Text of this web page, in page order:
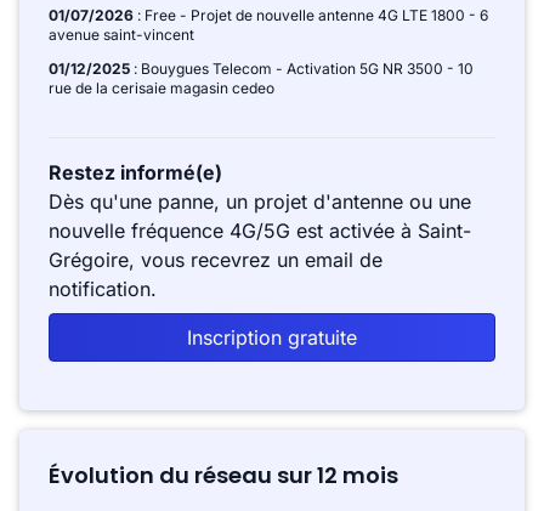
01/07/2026 : Free - Projet de nouvelle antenne 4G LTE 1800 - 6
avenue saint-vincent
01/12/2025 : Bouygues Telecom - Activation 5G NR 3500 - 10
rue de la cerisaie magasin cedeo
Restez informé(e)
Dès qu'une panne, un projet d'antenne ou une
nouvelle fréquence 4G/5G est activée à Saint-
Grégoire, vous recevrez un email de
notification.
Inscription gratuite
Évolution du réseau sur 12 mois